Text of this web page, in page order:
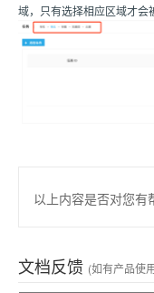
域，只有选择相应区域才会
以上内容是否对您有
文档反馈 (如有产品使